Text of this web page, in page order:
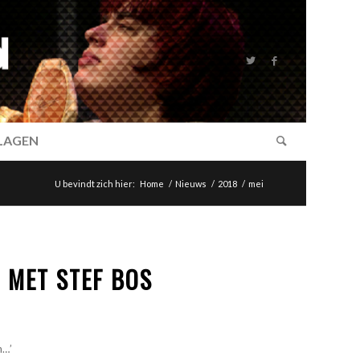
U bevindt zich hier: Home / Nieuws / 2018 / mei
STEF BOS